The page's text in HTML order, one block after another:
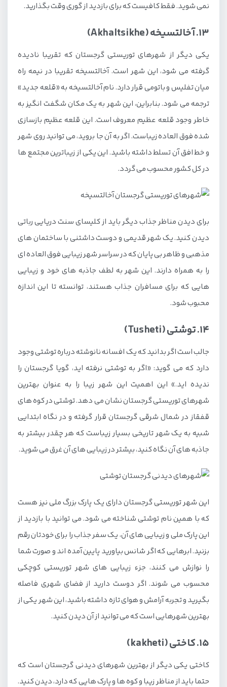
نمی شوید. فقط کافیست که برای بازدید از گوری وقت بگذارید.
13. آخالتسیخه (Akhaltsikhe)
یکی دیگر از شهرهای توریستی گرجستان که تقریبا نادیده
گرفته می شود، این شهر است. آخالتسیخه تقریبا در نیمه راه
میان تفلیس و باتومی قرار دارد. نام آخالتسیخه به «قلعه جدید»
ترجمه می شود. بنابراین، این شهر به یک مکان شگفت انگیز به
خاطر وجود قلعه عظیم معروف است. این قلعه عظیم بازسازی
شده فوق العاده زیباست. اگر به آن جا بروید، می توانید روی شهر
و خط افق آن تسلط داشته باشید. این یکی از زیباترین مجتمع ها
در کل کشور محسوب می گردد.
برای دیدن مناظر جذاب دیگر باید از کلیسای سنت دریایی رباتی
دیدن کنید. یک شهر قدیمی و دوست داشتنی با ساختمان های
مذهبی و ظاهر بی پایان که در سراسر شهر زیبایی فوق العاده ای
را به همراه دارند. این شهر به لطف جاذبه های خود و زیبایی
هایی که برای مسافران جذاب هستند، توانسته تا این اندازه
محبوب شود.
14. توشتی (Tusheti)
جالب است اگر بدانید که یک افسانه نانوشته درباره توشتی وجود
دارد که می گوید: «اگر به توشتی نرفته اید، گویا گرجستان را
ندیده اید.» این اهمیت این شهر زیبا را به عنوان بهترین
شهرهای توریستی گرجستان نشان می دهد. توشتی در کوه های
قفقاز در شمال شرقی گرجستان قرار گرفته و در نگاه ابتدایی
شبیه به یک شهر تاریخی بسیار زیباست که هر چقدر بیشتر به
جاذبه های آن نگاه کنید، بیشتر در زیبایی های آن غرق می شوید.
این شهر توریستی گرجستان دارای یک پارک بزرگ ملی نیز هست
که با همین نام توشتی شناخته می شود. می توانید با بازدید از
این پارک ملی و زیبایی های آن، یک سفر جذاب را برای خودتان رقم
بزنید. ابرهایی که اگر شانس بیاورید پایین آمده اند و صورت شما
را نوازش می کنند، جزء زیبایی های شهر توریستی کوچکی
محسوب می شوند. اگر دوست دارید از فضای شهری فاصله
بگیرید و تجربه آرامش و هوای تازه داشته باشید، این شهر یکی از
بهترین شهرهایی است که می توانید از آن دیدن کنید.
15. کاختی (kakheti)
کاختی یکی دیگر از بهترین شهرهای دیدنی گرجستان است که
حتما باید از مناظر زیبا و کوه ها و پارک هایی که دارد، دیدن کنید.